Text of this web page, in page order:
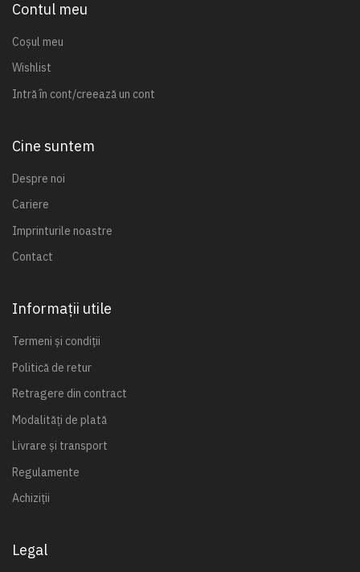
Contul meu
Coșul meu
Wishlist
Intră în cont/creează un cont
Cine suntem
Despre noi
Cariere
Imprinturile noastre
Contact
Informații utile
Termeni și condiții
Politică de retur
Retragere din contract
Modalități de plată
Livrare și transport
Regulamente
Achiziții
Legal